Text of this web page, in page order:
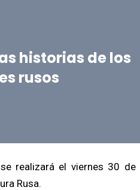
historias de los
rusos
realizará el viernes 30 de
Rusa.